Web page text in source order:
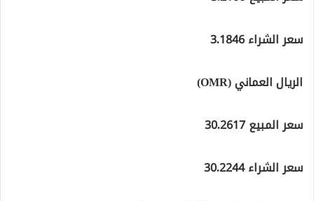
سعر الشراء 3.1846
الريال العماني (OMR)
سعر المبيع 30.2617
سعر الشراء 30.2244